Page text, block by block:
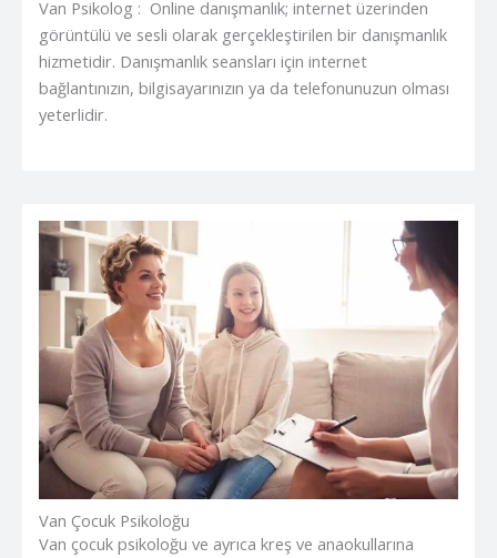
Van Psikolog : Online danışmanlık; internet üzerinden
görüntülü ve sesli olarak gerçekleştirilen bir danışmanlık
hizmetidir. Danışmanlık seansları için internet
bağlantınızın, bilgisayarınızın ya da telefonunuzun olması
yeterlidir.
Van Çocuk Psikoloğu
Van çocuk psikoloğu ve ayrıca kreş ve anaokullarına